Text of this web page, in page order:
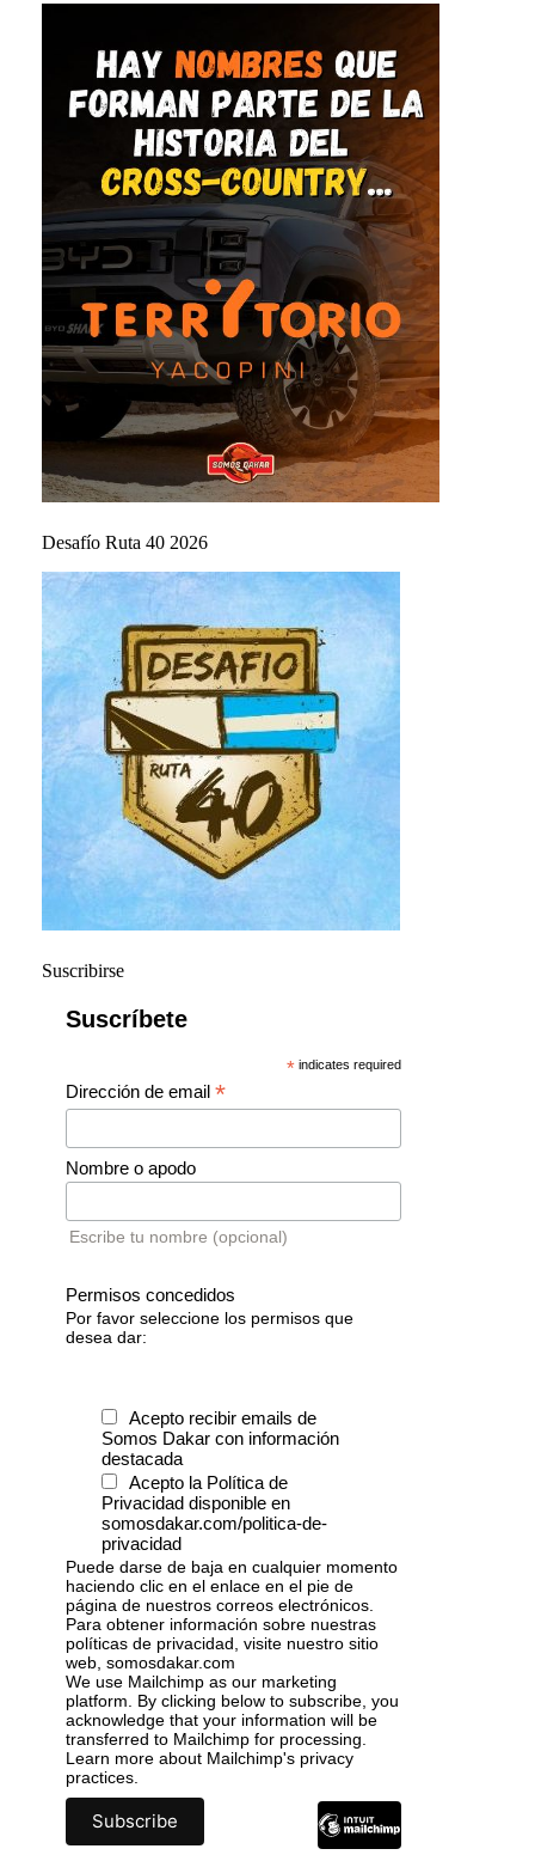
Desafío Ruta 40 2026
Suscribirse
Suscríbete
* indicates required
Dirección de email *
Nombre o apodo
Escribe tu nombre (opcional)
Permisos concedidos
Por favor seleccione los permisos que
desea dar:
Acepto recibir emails de
Somos Dakar con información
destacada
Acepto la Política de
Privacidad disponible en
somosdakar.com/politica-de-
privacidad
Puede darse de baja en cualquier momento
haciendo clic en el enlace en el pie de
página de nuestros correos electrónicos.
Para obtener información sobre nuestras
políticas de privacidad, visite nuestro sitio
web, somosdakar.com
We use Mailchimp as our marketing
platform. By clicking below to subscribe, you
acknowledge that your information will be
transferred to Mailchimp for processing.
Learn more about Mailchimp's privacy
practices.